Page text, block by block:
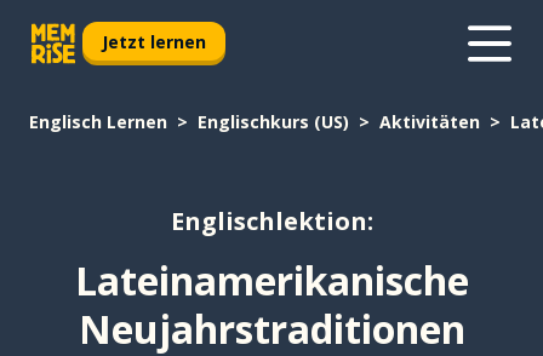
Jetzt lernen
Englisch Lernen Englischkurs (US) Aktivitäten
Englischlektion:
Lateinamerikanische
Neujahrstraditionen